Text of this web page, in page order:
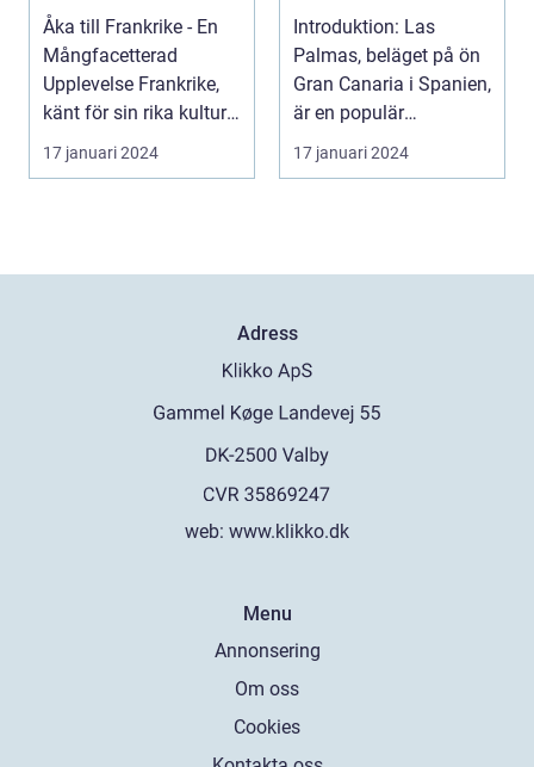
och Attraktioner
Åka till Frankrike - En
Mångfacetterad
Upplevelse Frankrike,
känt för sin rika kultur,
historiska a...
17 januari 2024
Canaria
Introduktion: Las
Palmas, beläget på ön
Gran Canaria i Spanien,
är en populär
destination för resenä...
17 januari 2024
Adress
web: www.klikko.dk
Menu
Annonsering
Om oss
Cookies